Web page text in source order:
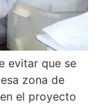
evitar que se
zona de
el proyecto